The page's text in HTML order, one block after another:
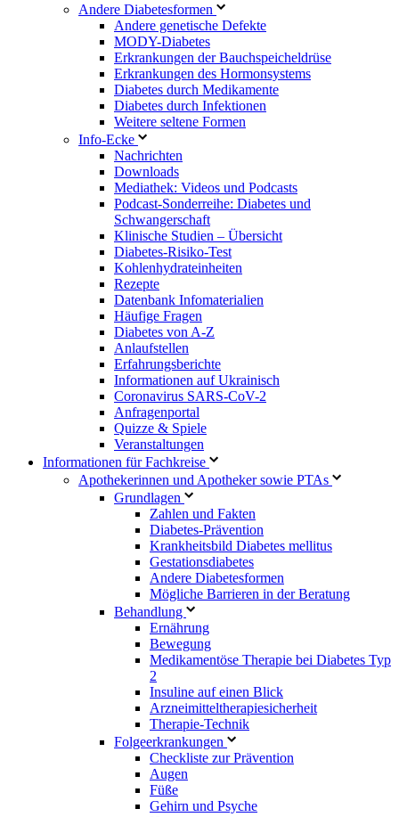
Andere Diabetesformen
Andere genetische Defekte
MODY-Diabetes
Erkrankungen der Bauchspeicheldrüse
Erkrankungen des Hormonsystems
Diabetes durch Medikamente
Diabetes durch Infektionen
Weitere seltene Formen
Info-Ecke
Nachrichten
Downloads
Mediathek: Videos und Podcasts
Podcast-Sonderreihe: Diabetes und
Schwangerschaft
Klinische Studien – Übersicht
Diabetes-Risiko-Test
Kohlenhydrateinheiten
Rezepte
Datenbank Infomaterialien
Häufige Fragen
Diabetes von A-Z
Anlaufstellen
Erfahrungsberichte
Informationen auf Ukrainisch
Coronavirus SARS-CoV-2
Anfragenportal
Quizze & Spiele
Veranstaltungen
Informationen für Fachkreise
Apothekerinnen und Apotheker sowie PTAs
Grundlagen
Zahlen und Fakten
Diabetes-Prävention
Krankheitsbild Diabetes mellitus
Gestationsdiabetes
Andere Diabetesformen
Mögliche Barrieren in der Beratung
Behandlung
Ernährung
Bewegung
Medikamentöse Therapie bei Diabetes Typ
2
Insuline auf einen Blick
Arzneimitteltherapie­sicherheit
Therapie-Technik
Fol­ge­er­kran­kun­gen
Checkliste zur Prävention
Augen
Füße
Gehirn und Psyche